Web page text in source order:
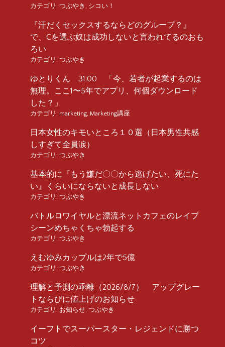
カテゴリ: つぶやき シコい！
『汗だくセックスするならどのグループ？』
で、Cを選ぶ奴は成功しないと言われてるのおも
ろい
カテゴリ: つぶやき
ゆとりくん 31:00 「今、若者が起業するのは
無理。ここ1〜5年でアプリ、何個ダウンロード
した？」
カテゴリ: marketing Marketing講座
日本女性のキモいところ１０選（日本男性共感
しすぎて全員涙）
カテゴリ: つぶやき
基本的に『もう嫌だ〇〇から逃げたい、死にた
い』くらいにならないと成長しない
カテゴリ: つぶやき
バトルロワイヤルと漂流ネットカフェのレイプ
シーンめちゃくちゃ勃起する
カテゴリ: つぶやき
えむゆみカップルは2年で5億
カテゴリ: つぶやき
理解と予測の乖離（2026/8/7） アップグレー
トならびに値上げのお知らせ
カテゴリ: お知らせ つぶやき
イーフトでスーパースター・レジェンドに勝つ
コツ